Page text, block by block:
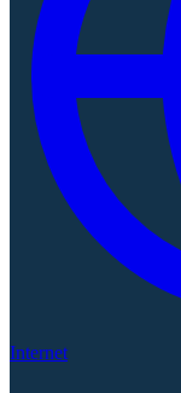
Internet